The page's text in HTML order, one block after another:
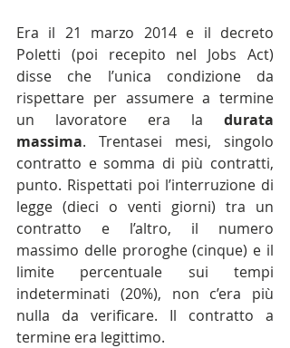
Era il 21 marzo 2014 e il decreto
Poletti (poi recepito nel Jobs Act)
disse che l’unica condizione da
rispettare per assumere a termine
un lavoratore era la durata
massima. Trentasei mesi, singolo
contratto e somma di più contratti,
punto. Rispettati poi l’interruzione di
legge (dieci o venti giorni) tra un
contratto e l’altro, il numero
massimo delle proroghe (cinque) e il
limite percentuale sui tempi
indeterminati (20%), non c’era più
nulla da verificare. Il contratto a
termine era legittimo.